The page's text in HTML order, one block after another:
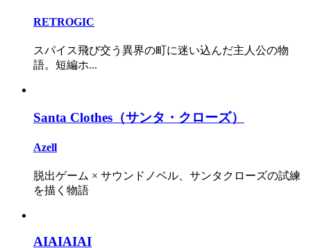
RETROGIC
スパイス飛び交う異界の町に迷い込んだ主人公の物
語。短編ホ...
Santa Clothes（サンタ・クローズ）
Azell
脱出ゲーム × サウンドノベル、サンタクローズの試練
を描く物語
AIAIAIAI